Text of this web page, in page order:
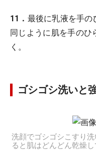
11． 最後に乳液を手の
同じように肌を手のひ
く。
ゴシゴシ洗いと
洗顔でゴシゴシこすり
ると肌はどんどん乾燥し